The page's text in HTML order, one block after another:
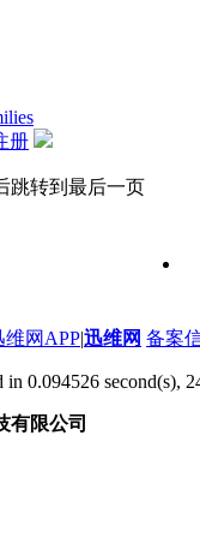
册
跳转到最后一页
维网APP|迅维网 备案
in 0.094526 second(s),
有限公司